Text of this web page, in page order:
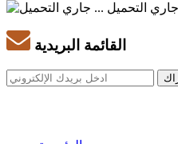
القائمة البريدية